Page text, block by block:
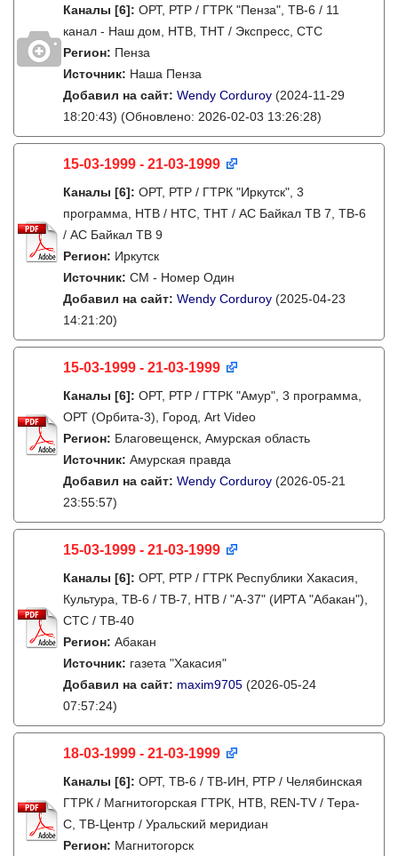
Каналы [6]: ОРТ, РТР / ГТРК "Пенза", ТВ-6 / 11
канал - Наш дом, НТВ, ТНТ / Экспресс, СТС
Регион: Пенза
Источник: Наша Пенза
Добавил на сайт: Wendy Corduroy (2024-11-29
18:20:43) (Обновлено: 2026-02-03 13:26:28)
15-03-1999 - 21-03-1999
Каналы [6]: ОРТ, РТР / ГТРК "Иркутск", 3
программа, НТВ / НТС, ТНТ / АС Байкал ТВ 7, ТВ-6
/ АС Байкал ТВ 9
Регион: Иркутск
Источник: СМ - Номер Один
Добавил на сайт: Wendy Corduroy (2025-04-23
14:21:20)
15-03-1999 - 21-03-1999
Каналы [6]: ОРТ, РТР / ГТРК "Амур", 3 программа,
ОРТ (Орбита-3), Город, Art Video
Регион: Благовещенск, Амурская область
Источник: Амурская правда
Добавил на сайт: Wendy Corduroy (2026-05-21
23:55:57)
15-03-1999 - 21-03-1999
Каналы [6]: ОРТ, РТР / ГТРК Республики Хакасия,
Культура, ТВ-6 / ТВ-7, НТВ / "А-37" (ИРТА "Абакан"),
СТС / ТВ-40
Регион: Абакан
Источник: газета "Хакасия"
Добавил на сайт: maxim9705 (2026-05-24
07:57:24)
18-03-1999 - 21-03-1999
Каналы [6]: ОРТ, ТВ-6 / ТВ-ИН, РТР / Челябинская
ГТРК / Магнитогорская ГТРК, НТВ, REN-TV / Тера-
С, ТВ-Центр / Уральский меридиан
Регион: Магнитогорск